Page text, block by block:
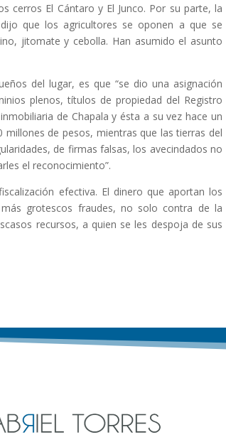
cerros El Cántaro y El Junco. Por su parte, la
que los agricultores se oponen a que se
jitomate y cebolla. Han asumido el asunto
del lugar, es que “se dio una asignación
plenos, títulos de propiedad del Registro
de Chapala y ésta a su vez hace un
de pesos, mientras que las tierras del
de firmas falsas, los avecindados no
el reconocimiento”.
efectiva. El dinero que aportan los
grotescos fraudes, no solo contra de la
recursos, a quien se les despoja de sus